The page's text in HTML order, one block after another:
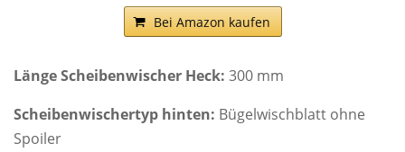
Bei Amazon kaufen
Länge Scheibenwischer Heck: 300 mm
Scheibenwischertyp hinten: Bügelwischblatt ohne
Spoiler